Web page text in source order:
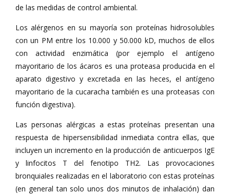
de las medidas de control ambiental.
Los alérgenos en su mayoría son proteínas hidrosolubles
con un PM entre los 10.000 y 50.000 kD, muchos de ellos
con actividad enzimática (por ejemplo el antígeno
mayoritario de los ácaros es una proteasa producida en el
aparato digestivo y excretada en las heces, el antígeno
mayoritario de la cucaracha también es una proteasas con
función digestiva).
Las personas alérgicas a estas proteínas presentan una
respuesta de hipersensibilidad inmediata contra ellas, que
incluyen un incremento en la producción de anticuerpos IgE
y linfocitos T del fenotipo TH2. Las provocaciones
bronquiales realizadas en el laboratorio con estas proteínas
(en general tan solo unos dos minutos de inhalación) dan